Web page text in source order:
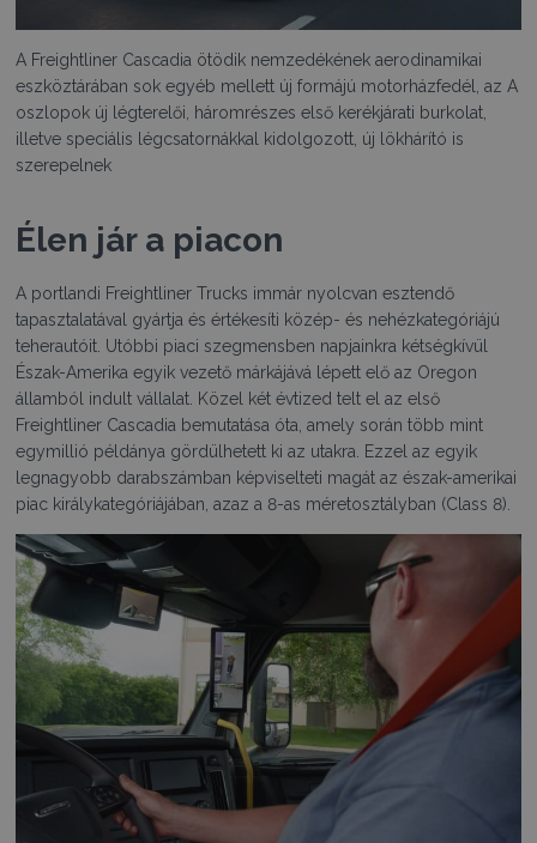
A Freightliner Cascadia ötödik nemzedékének aerodinamikai
eszköztárában sok egyéb mellett új formájú motorházfedél, az A
oszlopok új légterelői, háromrészes első kerékjárati burkolat,
illetve speciális légcsatornákkal kidolgozott, új lökhárító is
szerepelnek
Élen jár a piacon
A portlandi Freightliner Trucks immár nyolcvan esztendő
tapasztalatával gyártja és értékesíti közép- és nehézkategóriájú
teherautóit. Utóbbi piaci szegmensben napjainkra kétségkívül
Észak-Amerika egyik vezető márkájává lépett elő az Oregon
államból indult vállalat. Közel két évtized telt el az első
Freightliner Cascadia bemutatása óta, amely során több mint
egymillió példánya gördülhetett ki az utakra. Ezzel az egyik
legnagyobb darabszámban képviselteti magát az észak-amerikai
piac királykategóriájában, azaz a 8-as méretosztályban (Class 8).